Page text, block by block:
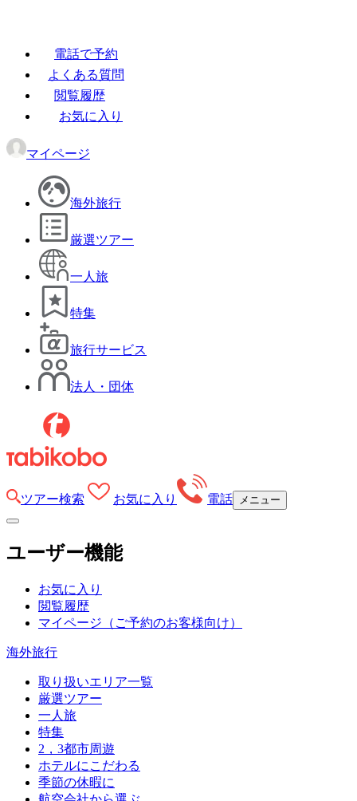
電話で予約
よくある質問
閲覧履歴
お気に入り
マイページ
海外旅行
厳選ツアー
一人旅
特集
旅行サービス
法人・団体
ツアー検索 お気に入り 電話 メニュー
ユーザー機能
お気に入り
閲覧履歴
マイページ （ご予約のお客様向け）
海外旅行
取り扱いエリア一覧
厳選ツアー
一人旅
特集
2，3都市周遊
ホテルにこだわる
季節の休暇に